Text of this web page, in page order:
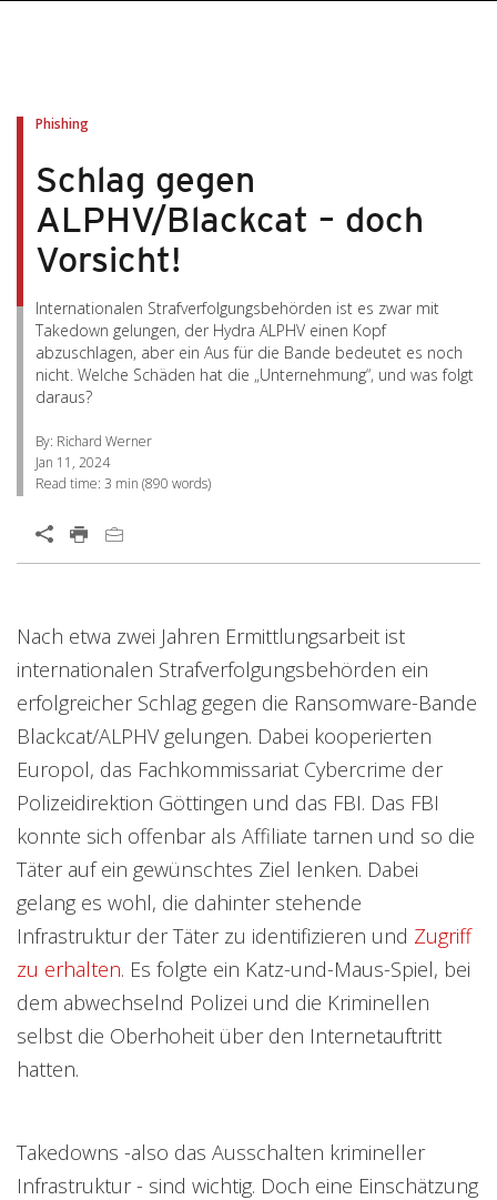
Phishing
Schlag gegen
ALPHV/Blackcat – doch
Vorsicht!
Internationalen Strafverfolgungsbehörden ist es zwar mit
Takedown gelungen, der Hydra ALPHV einen Kopf
abzuschlagen, aber ein Aus für die Bande bedeutet es noch
nicht. Welche Schäden hat die „Unternehmung“, und was folgt
daraus?
By: Richard Werner
Jan 11, 2024
Read time: 3 min (890 words)
Open On A New Tab
Nach etwa zwei Jahren Ermittlungsarbeit ist
internationalen Strafverfolgungsbehörden ein
erfolgreicher Schlag gegen die Ransomware-Bande
Blackcat/ALPHV gelungen. Dabei kooperierten
Europol, das Fachkommissariat Cybercrime der
Polizeidirektion Göttingen und das FBI. Das FBI
konnte sich offenbar als Affiliate tarnen und so die
Täter auf ein gewünschtes Ziel lenken. Dabei
gelang es wohl, die dahinter stehende
Infrastruktur der Täter zu identifizieren und Zugriff
zu erhalten
Open On A New Tab
. Es folgte ein Katz-und-Maus-Spiel, bei
dem abwechselnd Polizei und die Kriminellen
selbst die Oberhoheit über den Internetauftritt
hatten.
Takedowns -also das Ausschalten krimineller
Infrastruktur - sind wichtig. Doch eine Einschätzung
Open On A New Tab
Open On A New Tab
Open On A New Tab